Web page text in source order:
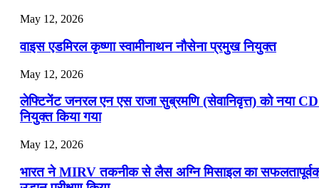
May 12, 2026
वाइस एडमिरल कृष्णा स्वामीनाथन नौसेना प्रमुख नियुक्त
May 12, 2026
लेफ्टिनेंट जनरल एन एस राजा सुब्रमणि (सेवानिवृत्त) को नया
नियुक्त किया गया
May 12, 2026
भारत ने MIRV तकनीक से लैस अग्नि मिसाइल का